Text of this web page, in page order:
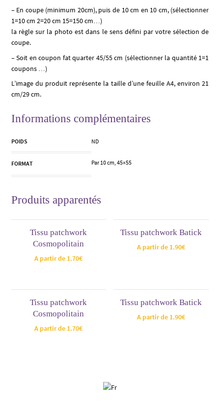
– En coupe (minimum 20cm), puis de 10 cm en 10 cm, (sélectionner
1=10 cm 2=20 cm 15=150 cm…)
la règle sur la photo est dans le sens défini par votre sélection de
coupe.
– Soit en coupon fat quarter 45/55 cm (sélectionner la quantité 1=1
coupons …)
L’image du produit représente la taille d’une feuille A4, environ 21
cm/29 cm.
Informations complémentaires
POIDS ND
FORMAT Par 10 cm, 45×55
Produits apparentés
Tissu patchwork
Cosmopolitain
A partir de 1.70€
Tissu patchwork Batick
A partir de 1.90€
Tissu patchwork
Cosmopolitain
A partir de 1.70€
Tissu patchwork Batick
A partir de 1.90€